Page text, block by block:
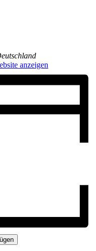
anzeigen